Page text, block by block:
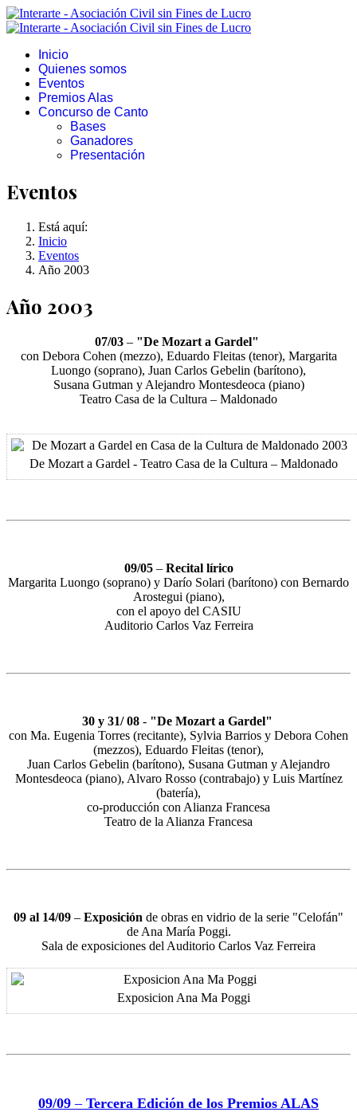
Inicio
Quienes somos
Eventos
Premios Alas
Concurso de Canto
Bases
Ganadores
Presentación
Eventos
Está aquí:
Inicio
Eventos
Año 2003
Año 2003
07/03 – "De Mozart a Gardel"
con Debora Cohen (mezzo), Eduardo Fleitas (tenor), Margarita
Luongo (soprano), Juan Carlos Gebelin (barítono),
Susana Gutman y Alejandro Montesdeoca (piano)
Teatro Casa de la Cultura – Maldonado
De Mozart a Gardel - Teatro Casa de la Cultura – Maldonado
09/05– Recital lírico
Margarita Luongo (soprano) y Darío Solari (barítono) con Bernardo
Arostegui (piano),
con el apoyo del CASIU
Auditorio Carlos Vaz Ferreira
30 y 31/ 08- "De Mozart a Gardel"
con Ma. Eugenia Torres (recitante), Sylvia Barrios y Debora Cohen
(mezzos), Eduardo Fleitas (tenor),
Juan Carlos Gebelin (barítono), Susana Gutman y Alejandro
Montesdeoca (piano), Alvaro Rosso (contrabajo) y Luis Martínez
(batería),
co-producción con Alianza Francesa
Teatro de la Alianza Francesa
09 al 14/09 – Exposición de obras en vidrio de la serie "Celofán"
de Ana María Poggi.
Sala de exposiciones del Auditorio Carlos Vaz Ferreira
Exposicion Ana Ma Poggi
09/09– Tercera Edición de los Premios ALAS